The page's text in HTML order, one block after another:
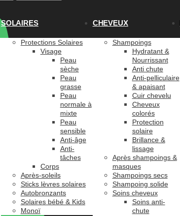
SOLAIRES
Protections Solaires
Visage
Peau
sèche
Peau
grasse
Peau
normale à
mixte
Peau
sensible
Anti-âge
Anti-
tâches
Corps
Après-soleils
Sticks lèvres solaires
Autobronzants
Solaires bébé & Kids
Monoï
CHEVEUX
Shampoings
Hydratant &
Nourrissant
Anti chute
Anti-pelliculaire
& apaisant
Cuir chevelu
Cheveux
colorés
Protection
solaire
Brillance &
lissage
Après shampoings &
masques
Shampoings secs
Shampoing solide
Soins cheveux
Soins anti-
chute